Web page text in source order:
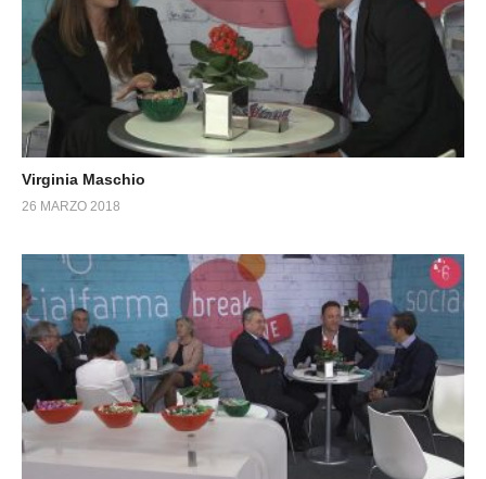
Virginia Maschio
26 MARZO 2018